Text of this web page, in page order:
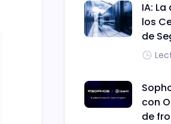
IA:
los
de
con
de